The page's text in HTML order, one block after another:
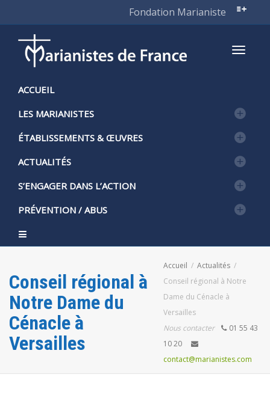
Fondation Marianiste
ACCUEIL
LES MARIANISTES
ÉTABLISSEMENTS & ŒUVRES
ACTUALITÉS
S’ENGAGER DANS L’ACTION
PRÉVENTION / ABUS
Conseil régional à
Notre Dame du
Cénacle à
Versailles
Accueil
Actualités
Conseil régional à Notre
Dame du Cénacle à
Versailles
Nous contacter
01 55 43
10 20
contact@marianistes.com